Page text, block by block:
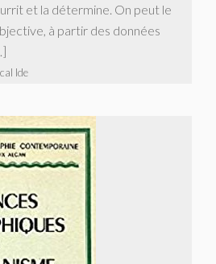
et la détermine. On peut le
à partir des données
Ide